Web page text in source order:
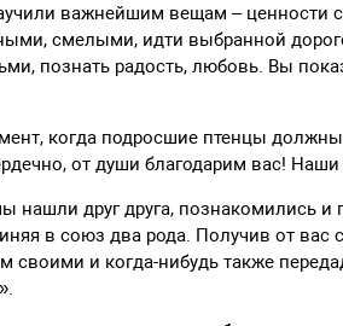
важнейшим вещам – ценности
смелыми, идти выбранной
познать радость, любовь. Вы
когда подросшие птенцы должны
от души благодарим вас!
нашли друг друга,
в союз два рода. Получив от
своими и когда-нибудь также